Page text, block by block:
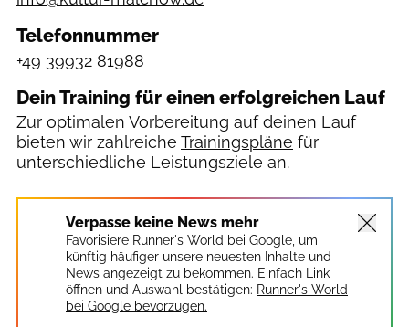
Telefonnummer
+49 39932 81988
Dein Training für einen erfolgreichen Lauf
Zur optimalen Vorbereitung auf deinen Lauf
bieten wir zahlreiche Trainingspläne für
unterschiedliche Leistungsziele an.
Verpasse keine News mehr
Favorisiere Runner's World bei Google, um
künftig häufiger unsere neuesten Inhalte und
News angezeigt zu bekommen. Einfach Link
öffnen und Auswahl bestätigen: Runner's World
bei Google bevorzugen.